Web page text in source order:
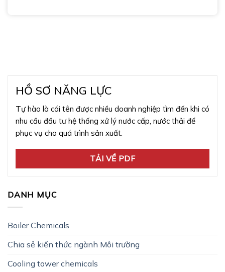
HỒ SƠ NĂNG LỰC
Tự hào là cái tên được nhiều doanh nghiệp tìm đến khi có
nhu cầu đầu tư hệ thống xử lý nước cấp, nước thải để
phục vụ cho quá trình sản xuất.
TẢI VỀ PDF
DANH MỤC
Boiler Chemicals
Chia sẻ kiến thức ngành Môi trường
Cooling tower chemicals